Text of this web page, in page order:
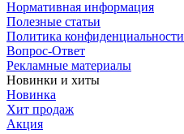
Нормативная информация
Полезные статьи
Политика конфиденциальности
Вопрос-Ответ
Рекламные материалы
Новинки и хиты
Новинка
Хит продаж
Акция